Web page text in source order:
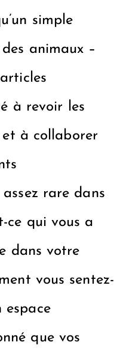
simple
animaux –
à revoir les
à collaborer
assez rare dans
ce qui vous a
dans votre
vous sentez-
espace
que vos